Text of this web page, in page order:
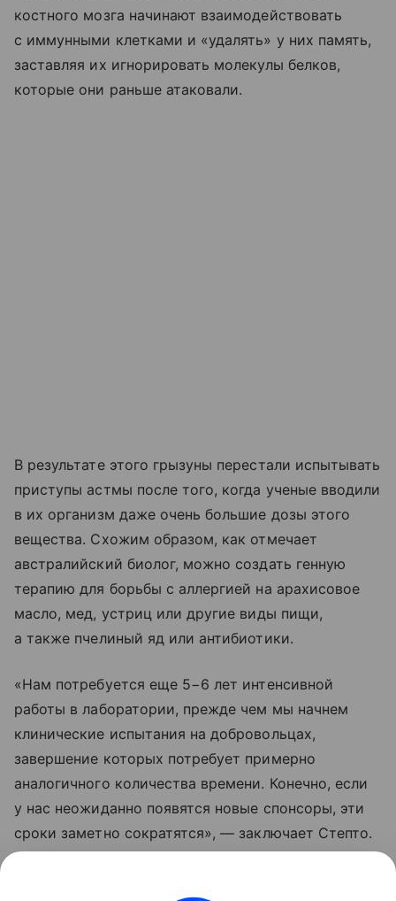
костного мозга начинают взаимодействовать
с иммунными клетками и «удалять» у них память,
заставляя их игнорировать молекулы белков,
которые они раньше атаковали.
В результате этого грызуны перестали испытывать
приступы астмы после того, когда ученые вводили
в их организм даже очень большие дозы этого
вещества. Схожим образом, как отмечает
австралийский биолог, можно создать генную
терапию для борьбы с аллергией на арахисовое
масло, мед, устриц или другие виды пищи,
а также пчелиный яд или антибиотики.
«Нам потребуется еще 5−6 лет интенсивной
работы в лаборатории, прежде чем мы начнем
клинические испытания на добровольцах,
завершение которых потребует примерно
аналогичного количества времени. Конечно, если
у нас неожиданно появятся новые спонсоры, эти
сроки заметно сократятся», — заключает Степто.